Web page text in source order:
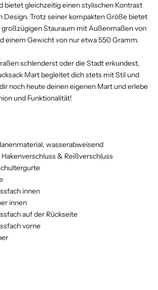
bietet gleichzeitig einen stylischen Kontrast
Design. Trotz seiner kompakten Größe bietet
großzügigen Stauraum mit Außenmaßen von
einem Gewicht von nur etwa 550 Gramm.
schlenderst oder die Stadt erkundest,
Mart begleitet dich stets mit Stil und
noch heute deinen eigenen Mart und erlebe
und Funktionalität!
wasserabweisend
& Reißverschluss
innen
innen
auf der Rückseite
vorne